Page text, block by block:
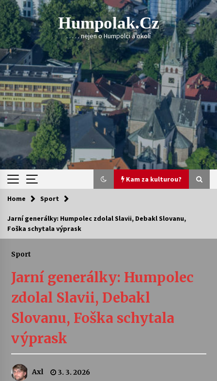
Skip
to
content
Humpolak.cz
. . . . . nejen o Humpolci a okolí
Kam za kulturou?
Kam za kulturou?
Vernisáž výstavy Josefíny Duškové: Stávám se
30. 7. 2026
Veselí muzikanti
šedesátka: 28. 7.–1. 8. 2026
Home Sport
Jarní generálky: Humpolec zdolal Slavii, Debakl Slovanu,
Foška schytala výprask
Sport
Jarní generálky: Humpolec
zdolal Slavii, Debakl
Slovanu, Foška schytala
výprask
Axl 3. 3. 2026